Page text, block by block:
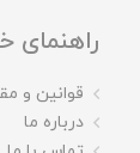
راهنمای
قوانین و
درباره ما